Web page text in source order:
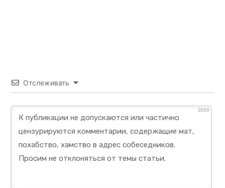
Отслеживать
2000